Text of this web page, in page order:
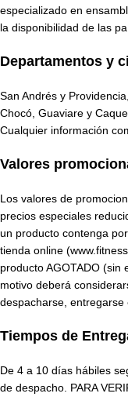
especializado en
la disponibilidad de las
Departamentos y
San Andrés y
Chocó, Guaviare y
Cualquier información
Valores
Los valores de
precios especiales
un producto contenga
tienda online
producto AGOTADO (sin
motivo deberá
despacharse, entregarse
Tiempos de
De 4 a 10 días hábiles
de despacho. PARA